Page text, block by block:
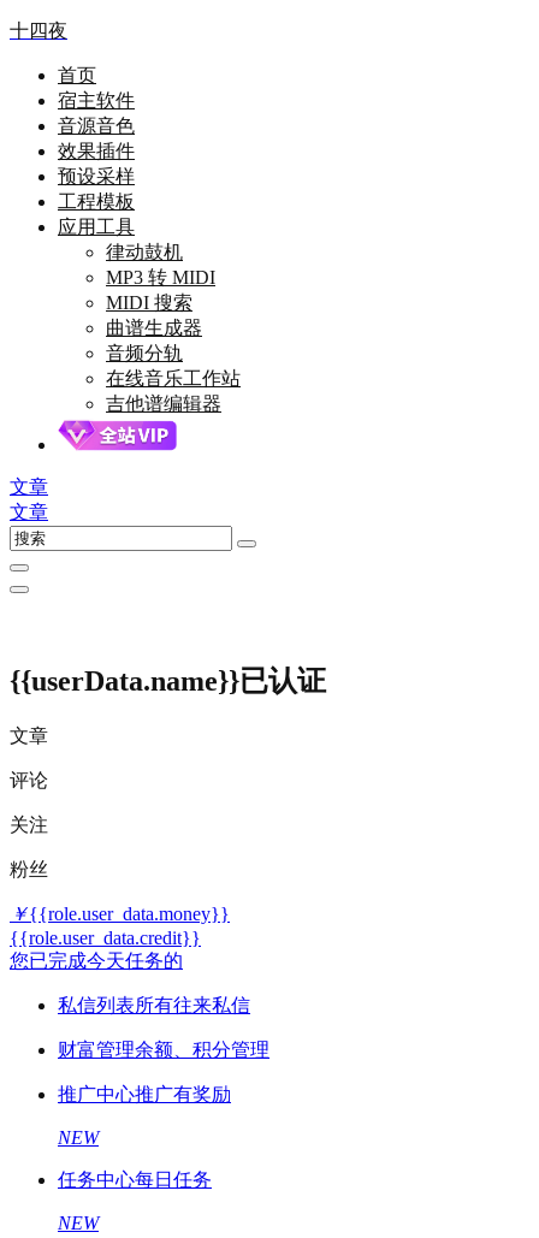
十四夜
首页
宿主软件
音源音色
效果插件
预设采样
工程模板
应用工具
律动鼓机
MP3 转 MIDI
MIDI 搜索
曲谱生成器
音频分轨
在线音乐工作站
吉他谱编辑器
文章
文章
{{userData.name}}已认证
文章
评论
关注
粉丝
￥{{role.user_data.money}}
{{role.user_data.credit}}
您已完成今天任务的
私信列表所有往来私信
财富管理余额、积分管理
推广中心推广有奖励
NEW
任务中心每日任务
NEW